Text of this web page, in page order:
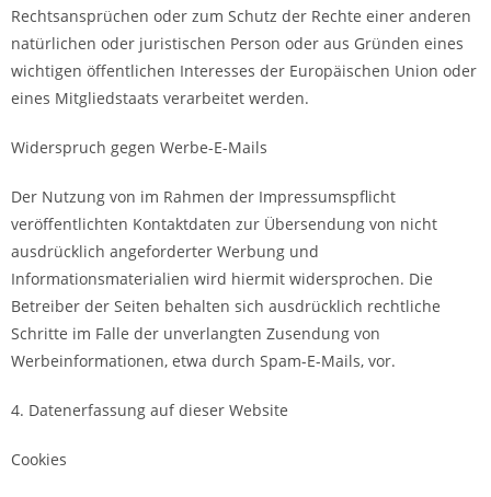
Rechtsansprüchen oder zum Schutz der Rechte einer anderen
natürlichen oder juristischen Person oder aus Gründen eines
wichtigen öffentlichen Interesses der Europäischen Union oder
eines Mitgliedstaats verarbeitet werden.
Widerspruch gegen Werbe-E-Mails
Der Nutzung von im Rahmen der Impressumspflicht
veröffentlichten Kontaktdaten zur Übersendung von nicht
ausdrücklich angeforderter Werbung und
Informationsmaterialien wird hiermit widersprochen. Die
Betreiber der Seiten behalten sich ausdrücklich rechtliche
Schritte im Falle der unverlangten Zusendung von
Werbeinformationen, etwa durch Spam-E-Mails, vor.
4. Datenerfassung auf dieser Website
Cookies